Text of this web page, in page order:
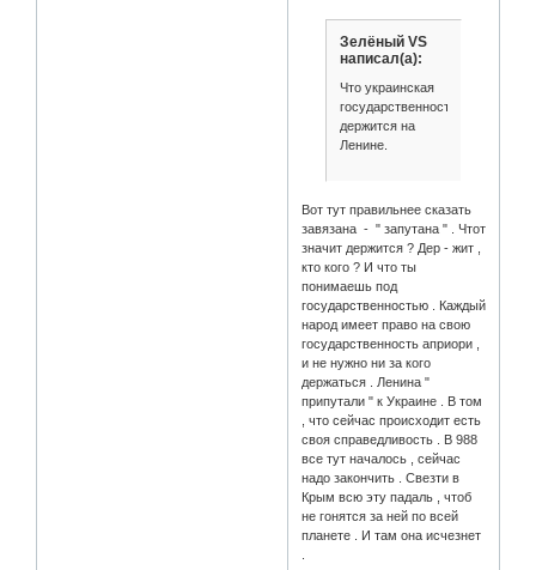
Зелёный VS
написал(а):
Что украинская
государственность
держится на
Ленине.
Вот тут правильнее сказать
завязана - " запутана " . Чтот
значит держится ? Дер - жит ,
кто кого ? И что ты
понимаешь под
государственностью . Каждый
народ имеет право на свою
государственность априори ,
и не нужно ни за кого
держаться . Ленина "
припутали " к Украине . В том
, что сейчас происходит есть
своя справедливость . В 988
все тут началось , сейчас
надо закончить . Свезти в
Крым всю эту падаль , чтоб
не гонятся за ней по всей
планете . И там она исчезнет